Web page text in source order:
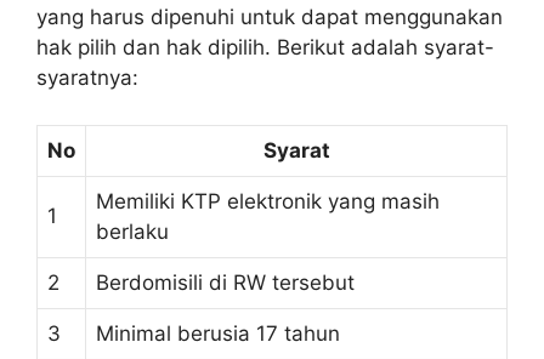
yang harus dipenuhi untuk dapat menggunakan
hak pilih dan hak dipilih. Berikut adalah syarat-
syaratnya:
No Syarat
1
Memiliki KTP elektronik yang masih
berlaku
2 Berdomisili di RW tersebut
3 Minimal berusia 17 tahun